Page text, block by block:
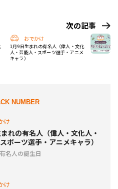
次の記事
おでかけ
1月9日生まれの有名人（偉人・文化
人・芸能人・スポーツ選手・アニメ
キャラ）
NUMBER
け
れの有名人（偉人・文化人・
ポーツ選手・アニメキャラ）
名人の誕生日
け